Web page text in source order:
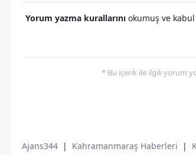
Yorum yazma kurallarını okumuş ve kabul
* Bu içerik ile ilgili yorum
Ajans344 | Kahramanmaraş Haberleri |